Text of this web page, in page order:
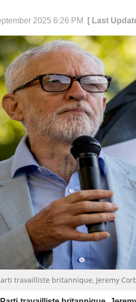
2025 6:26 PM [ Last
travailliste britannique, Jeremy